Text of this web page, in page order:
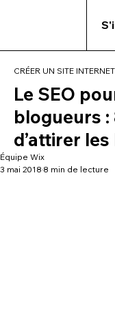
CRÉER UN SITE INTERNET
Le SEO
blogueurs :
d’attirer
Équipe Wix
3 mai 2018 8 min de lecture